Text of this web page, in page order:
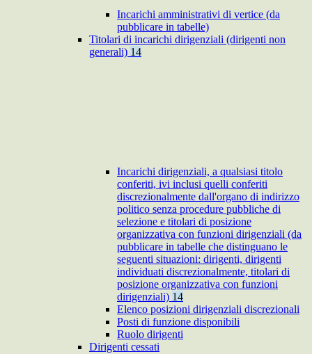
Incarichi amministrativi di vertice (da
pubblicare in tabelle)
Titolari di incarichi dirigenziali (dirigenti non
generali) 14
Incarichi dirigenziali, a qualsiasi titolo
conferiti, ivi inclusi quelli conferiti
discrezionalmente dall'organo di indirizzo
politico senza procedure pubbliche di
selezione e titolari di posizione
organizzativa con funzioni dirigenziali (da
pubblicare in tabelle che distinguano le
seguenti situazioni: dirigenti, dirigenti
individuati discrezionalmente, titolari di
posizione organizzativa con funzioni
dirigenziali) 14
Elenco posizioni dirigenziali discrezionali
Posti di funzione disponibili
Ruolo dirigenti
Dirigenti cessati